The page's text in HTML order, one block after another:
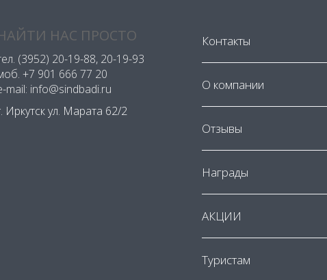
НАС ПРОСТО
(3952) 20-19-88, 20-19-93
+7 901 666 77 20
mail: info@sindbadi.ru
Иркутск ул. Марата 62/2
Контакты
О компании
Отзывы
Награды
АКЦИИ
Туристам